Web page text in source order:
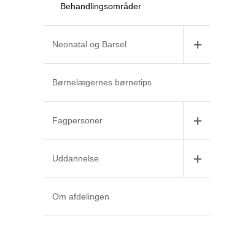
Behandlingsområder
Neonatal og Barsel
Børnelægernes børnetips
Fagpersoner
Uddannelse
Om afdelingen